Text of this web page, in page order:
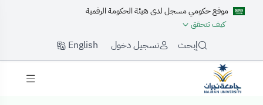
موقع حكومي مسجل لدى هيئة الحكومة الرقمية
كيف تتحقق
إبحث تسجيل دخول English